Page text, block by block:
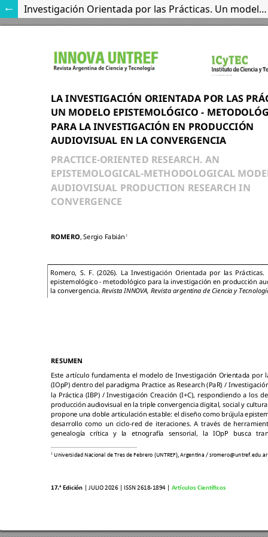
Investigación Orientada por las Prácticas. Un modelo epistemológico - metodológico para la investigación en producción audiovisual en la convergencia